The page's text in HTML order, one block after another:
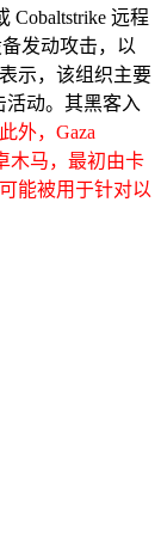
Cobaltstrike 远程
发动攻击，以
示，该组织主要
动。其黑客入
此外，Gaza
木马，最初由卡
能被用于针对以